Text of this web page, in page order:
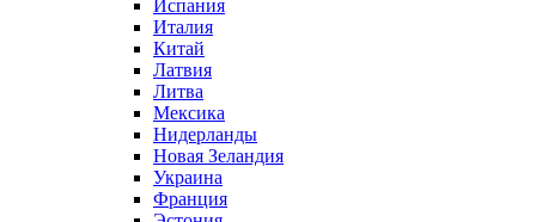
Испания
Италия
Китай
Латвия
Литва
Мексика
Нидерланды
Новая Зеландия
Украина
Франция